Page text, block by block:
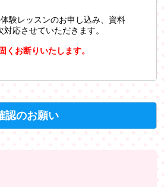
験レッスンのお申し込み、資料
応させていただきます。
お断りいたします。
認のお願い